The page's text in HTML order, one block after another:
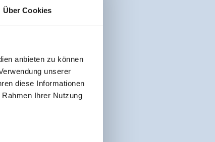
Über Cookies
anbieten zu können
unserer
diese Informationen
Ihrer Nutzung